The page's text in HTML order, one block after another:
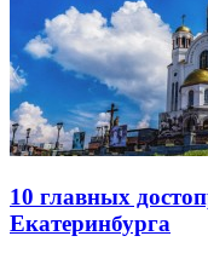
10 главных
Екатеринбурга